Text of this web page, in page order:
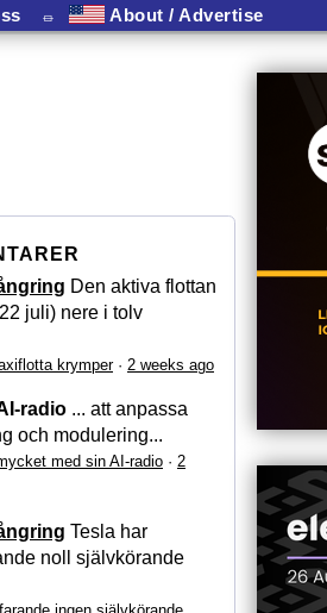
⏛ About / Advertise
Den aktiva flottan
juli) nere i tolv
krymper· 2 weeks ago
radio ... att anpassa
och modulering...
med sin AI-radio · 2
Tesla har
noll självkörande